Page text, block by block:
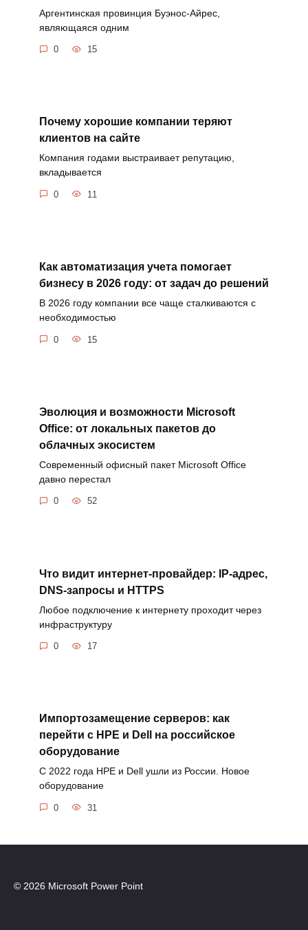
Аргентинская провинция Буэнос-Айрес,
являющаяся одним
0 15
Почему хорошие компании теряют
клиентов на сайте
Компания годами выстраивает репутацию,
вкладывается
0 11
Как автоматизация учета помогает
бизнесу в 2026 году: от задач до решений
В 2026 году компании все чаще сталкиваются с
необходимостью
0 15
Эволюция и возможности Microsoft
Office: от локальных пакетов до
облачных экосистем
Современный офисный пакет Microsoft Office
давно перестал
0 52
Что видит интернет-провайдер: IP-адрес,
DNS-запросы и HTTPS
Любое подключение к интернету проходит через
инфраструктуру
0 17
Импортозамещение серверов: как
перейти с HPE и Dell на российское
оборудование
С 2022 года HPE и Dell ушли из России. Новое
оборудование
0 31
© 2026 Microsoft Power Point